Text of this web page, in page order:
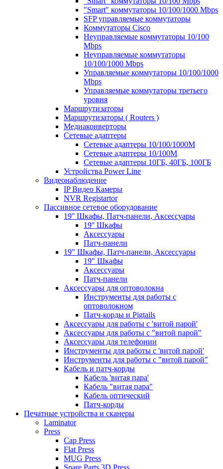
"Smart" коммутаторы 10/100/1000 Mbps
SFP управляемые коммутаторы
Коммутаторы Cisco
Неуправляемые коммутаторы 10/100
Mbps
Неуправляемые коммутаторы
10/100/1000 Mbps
Управляемые коммутаторы 10/100/1000
Mbps
Управляемые коммутаторы третьего
уровня
Маршрутизаторы
Маршрутизаторы ( Routers )
Медиаконверторы
Сетевые адаптеры
Сетевые адаптеры 10/100/1000М
Сетевые адаптеры 10/100M
Сетевые адаптеры 10ГБ, 40ГБ, 100ГБ
Устройства Power Line
Видеонаблюдение
IP Видео Камеры
NVR Registartor
Пассивное сетевое оборудование
19'' Шкафы, Патч-панели, Аксессуары
19'' Шкафы
Аксессуары
Патч-панели
19" Шкафы, Патч-панели, Аксессуары
19" Шкафы
Аксессуары
Патч-панели
Аксессуары для оптоволокна
Инструменты для работы с
оптоволокном
Патч-корды и Pigtails
Аксессуары для работы с 'витой парой'
Аксессуары для работы с "витой парой"
Аксессуары для телефонии
Инструменты для работы с 'витой парой'
Инструменты для работы с "витой парой"
Кабель и патч-корды
Кабель 'витая пара'
Кабель "витая пара"
Кабель оптический
Патч-корды
Печатные устройства и сканеры
Laminator
Press
Cap Press
Flat Press
MUG Press
Spare Parts 3D Press